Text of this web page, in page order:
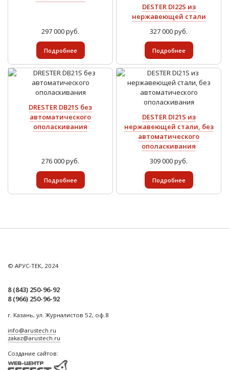
297 000 руб.
Подробнее
DESTER DI22S из
нержавеющей стали
327 000 руб.
Подробнее
DRESTER DB21S без
автоматического
ополаскивания
276 000 руб.
Подробнее
DESTER DI21S из
нержавеющей стали, без
автоматического
ополаскивания
309 000 руб.
Подробнее
© АРУС-ТЕК, 2024
8 (843) 250-96-92
8 (966) 250-96-92
г. Казань, ул. Журналистов 52, оф.8
info@arustech.ru
zakaz@arustech.ru
Создание сайтов: